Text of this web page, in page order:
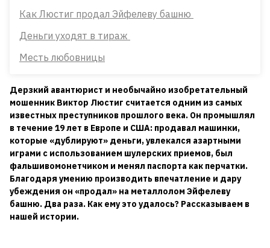
Как Люстиг продал Эйфелеву башню
Деньги уходят в тираж
Месть любовницы
Дерзкий авантюрист и необычайно изобретательный
мошенник Виктор Люстиг считается одним из самых
известных преступников прошлого века. Он промышлял
в течение 19 лет в Европе и США: продавал машинки,
которые «дублируют» деньги, увлекался азартными
играми с использованием шулерских приемов, был
фальшивомонетчиком и менял паспорта как перчатки.
Благодаря умению производить впечатление и дару
убеждения он «продал» на металлолом Эйфелеву
башню. Два раза. Как ему это удалось? Рассказываем в
нашей истории.